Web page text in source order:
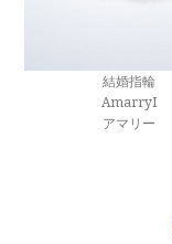
結婚指輪
AmarryI
アマリー